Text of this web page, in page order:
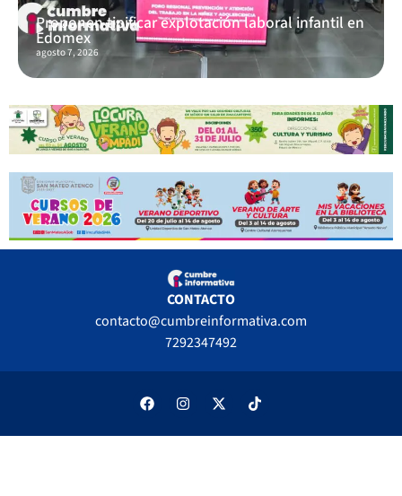
Proponen tipificar explotación laboral infantil en
Edomex
agosto 7, 2026
CONTACTO
contacto@cumbreinformativa.com
7292347492